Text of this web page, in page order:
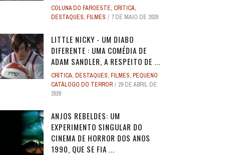
COLUNA DO FAROESTE, CRÍTICA,
DESTAQUES, FILMES 7 DE MAIO DE 2026
LITTLE NICKY - UM DIABO
DIFERENTE : UMA COMÉDIA DE
ADAM SANDLER, A RESPEITO DE ...
CRÍTICA, DESTAQUES, FILMES, PEQUENO
CATÁLOGO DO TERROR
29 DE ABRIL DE
2026
ANJOS REBELDES: UM
EXPERIMENTO SINGULAR DO
CINEMA DE HORROR DOS ANOS
1990, QUE SE FIA ...